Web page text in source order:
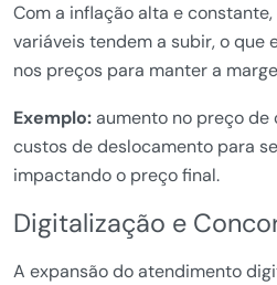
Com a inflação alta e
variáveis tendem a subir, o que
nos preços para manter a
Exemplo:aumento no preço de
custos de deslocamento para
impactando o preço final.
Digitalização e
A expansão do atendimento